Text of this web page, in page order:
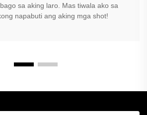
sa aking laro. Mas tiwala ako sa
napabuti ang aking mga shot!